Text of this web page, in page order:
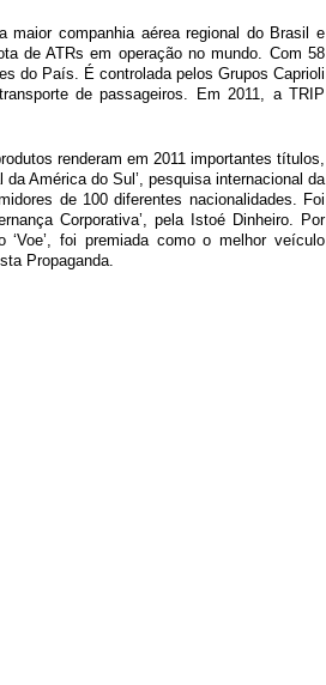
companhia aérea regional do Brasil e
de ATRs em operação no mundo. Com 58
do País. É controlada pelos Grupos Caprioli
de passageiros. Em 2011, a TRIP
renderam em 2011 importantes títulos,
América do Sul’, pesquisa internacional da
de 100 diferentes nacionalidades. Foi
Corporativa’, pela Istoé Dinheiro. Por
foi premiada como o melhor veículo
Propaganda.